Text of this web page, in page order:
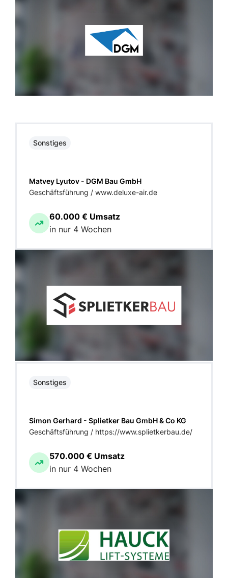
Sonstiges
Matvey Lyutov - DGM Bau GmbH
Geschäftsführung / www.deluxe-air.de
60.000 € Umsatz
in nur 4 Wochen
Sonstiges
Simon Gerhard - Splietker Bau GmbH & Co KG
Geschäftsführung / https://www.splietkerbau.de/
570.000 € Umsatz
in nur 4 Wochen